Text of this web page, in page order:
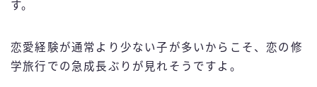
す。
恋愛経験が通常より少ない子が多いからこそ、恋の修
学旅行での急成長ぶりが見れそうですよ。